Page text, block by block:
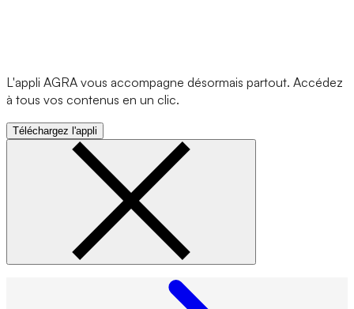
L'appli AGRA vous accompagne désormais partout. Accédez
à tous vos contenus en un clic.
Téléchargez l'appli